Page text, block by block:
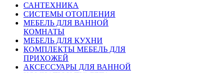
САНТЕХНИКА
СИСТЕМЫ ОТОПЛЕНИЯ
МЕБЕЛЬ ДЛЯ ВАННОЙ
КОМНАТЫ
МЕБЕЛЬ ДЛЯ КУХНИ
КОМПЛЕКТЫ МЕБЕЛЬ ДЛЯ
ПРИХОЖЕЙ
АКСЕССУАРЫ ДЛЯ ВАННОЙ